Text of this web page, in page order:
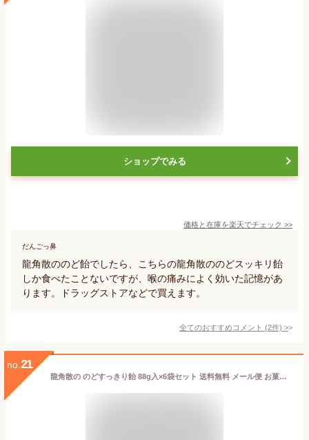
ショップでみる
価格と在庫を楽天でチェック >>
だんごっ鼻
龍角散ののど飴でしたら、こちらの龍角散ののどスッキリ飴
しか食べたことないですが、喉の痛みによく効いた記憶があ
ります。ドラッグストアなどで買えます。
全てのおすすめコメント (2件) >
no. 21
龍角散の のどすっきり飴 88g入×6袋セット 送料無料 メール便 お菓子 おやつ まとめ買い お歳暮 御歳暮 クリスマス プレゼント